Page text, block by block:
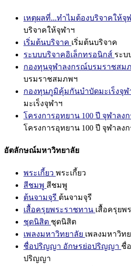
เหตุผลที่...ทำไมต้องบริจาคให้จุ
บริจาคให้จุฬาฯ
เริ่มต้นบริจาค เริ่มต้นบริจาค
ระบบบริจาคอิเล็กทรอนิกส์ ระบ
กองทุนจุฬาลงกรณ์บรมราชสม
บรมราชสมภพฯ
กองทุนภูมิคุ้มกันบำบัดมะเร็งจุฬ
มะเร็งจุฬาฯ
โครงการอุทยาน 100 ปี จุฬาลง
โครงการอุทยาน 100 ปี จุฬาลง
อัตลักษณ์มหาวิทยาลัย
พระเกี้ยว พระเกี้ยว
สีชมพู สีชมพู
ต้นจามจุรี ต้นจามจุรี
เสื้อครุยพระราชทาน เสื้อครุยพ
ชุดนิสิต ชุดนิสิต
เพลงมหาวิทยาลัย เพลงมหาวิท
ชื่อปริญญา อักษรย่อปริญญา ชื่
ปริญญา